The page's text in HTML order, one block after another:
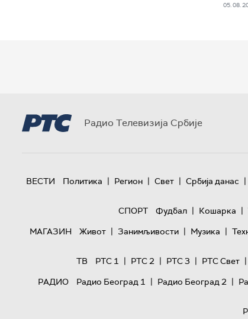
05. 08.
Радио Телевизија Србије
ВЕСТИ Политика | Регион | Свет | Србија данас |
СПОРТ
Фудбал | Кошарка |
МАГАЗИН
Живот | Занимљивости | Музика |
ТВ
РТС 1 | РТС 2 | РТС 3 | РТС Свет |
РАДИО
Радио Београд 1 | Радио Београд 2 |